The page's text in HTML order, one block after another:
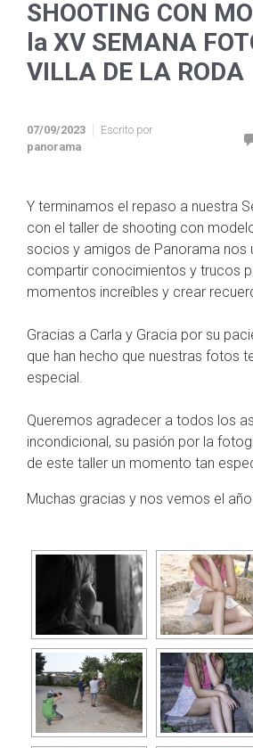
SHOOTING CON
la XV SEMANA
VILLA DE LA RODA
07/09/2023
Escrito por
panorama
Y terminamos el repaso a nuestra
con el taller de shooting con
socios y amigos de Panorama nos
compartir conocimientos y trucos
momentos increíbles y crear
Gracias a Carla y Gracia por su
que han hecho que nuestras fotos
especial.
Queremos agradecer a todos los
incondicional, su pasión por la
de este taller un momento tan
Muchas gracias y nos vemos el